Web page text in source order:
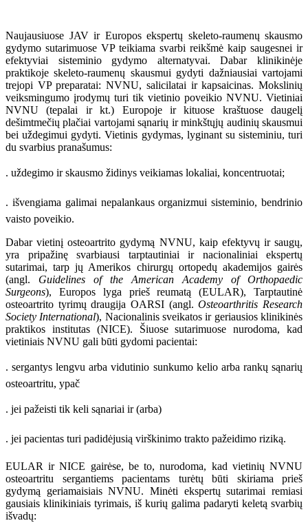
Naujausiuose JAV ir Europos ekspertų skeleto-raumenų skausmo
gydymo sutarimuose VP teikiama svarbi reikšmė kaip saugesnei ir
efektyviai sisteminio gydymo alternatyvai. Dabar klinikinėje
praktikoje skeleto-raumenų skausmui gydyti dažniausiai vartojami
trejopi VP preparatai: NVNU, salicilatai ir kapsaicinas. Mokslinių
veiksmingumo įrodymų turi tik vietinio poveikio NVNU. Vietiniai
NVNU (tepalai ir kt.) Europoje ir kituose kraštuose daugelį
dešimtmečių plačiai vartojami sąnarių ir minkštųjų audinių skausmui
bei uždegimui gydyti. Vietinis gydymas, lyginant su sisteminiu, turi
du svarbius pranašumus:
. uždegimo ir skausmo židinys veikiamas lokaliai, koncentruotai;
. išvengiama galimai nepalankaus organizmui sisteminio, bendrinio
vaisto poveikio.
Dabar vietinį osteoartrito gydymą NVNU, kaip efektyvų ir saugų,
yra pripažinę svarbiausi tarptautiniai ir nacionaliniai ekspertų
sutarimai, tarp jų Amerikos chirurgų ortopedų akademijos gairės
(angl. Guidelines of the American
Academy of Orthopaedic
Surgeons), Europos lyga prieš reumatą (EULAR), Tarptautinė
osteoartrito tyrimų draugija OARSI (angl.Osteoarthritis Research
Society International), Nacionalinis sveikatos ir geriausios klinikinės
praktikos institutas (NICE). Šiuose sutarimuose nurodoma, kad
vietiniais NVNU gali būti gydomi pacientai:
. sergantys lengvu arba vidutinio sunkumo kelio arba rankų sąnarių
osteoartritu, ypač
. jei pažeisti tik keli sąnariai ir (arba)
. jei pacientas turi padidėjusią virškinimo trakto pažeidimo riziką.
EULAR ir NICE gairėse, be to, nurodoma, kad vietinių NVNU
osteoartritu sergantiems pacientams turėtų būti skiriama prieš
gydymą geriamaisiais NVNU. Minėti ekspertų sutarimai remiasi
gausiais klinikiniais tyrimais, iš kurių galima padaryti keletą svarbių
išvadų: